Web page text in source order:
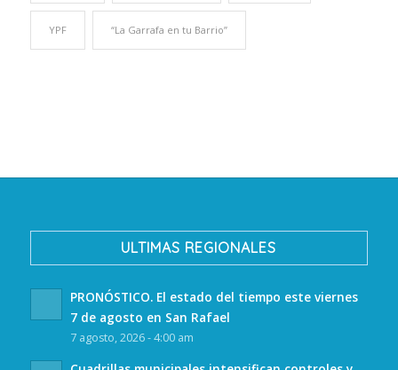
YPF “La Garrafa en tu Barrio”
ULTIMAS REGIONALES
PRONÓSTICO. El estado del tiempo este viernes
7 de agosto en San Rafael
7 agosto, 2026 - 4:00 am